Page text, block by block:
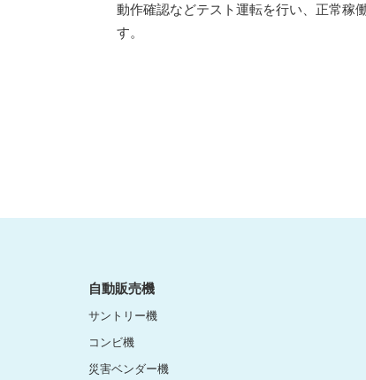
動作確認などテスト運転を行い、正常稼
す。
自動販売機
サントリー機
コンビ機
災害ベンダー機